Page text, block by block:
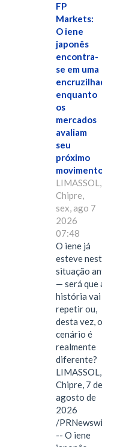
FP
Markets:
O iene
japonês
encontra-
se em uma
encruzilhada
enquanto
os
mercados
avaliam
seu
próximo
movimento.
LIMASSOL,
Chipre,
sex, ago 7
2026
07:48
O iene já
esteve nesta
situação antes
— será que a
história vai se
repetir ou,
desta vez, o
cenário é
realmente
diferente?
LIMASSOL,
Chipre, 7 de
agosto de
2026
/PRNewswire/
-- O iene